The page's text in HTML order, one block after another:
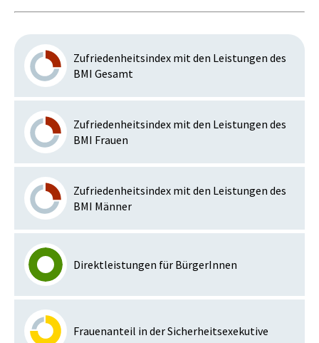
Zufriedenheitsindex mit den Leistungen des
BMI Gesamt
Zufriedenheitsindex mit den Leistungen des
BMI Frauen
Zufriedenheitsindex mit den Leistungen des
BMI Männer
Direktleistungen für BürgerInnen
Frauenanteil in der Sicherheitsexekutive